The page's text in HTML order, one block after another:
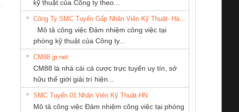
2986960 – PSR-
SCP-
24DC/FSP/2X1/1X2
Bộ giám sát chuỗi
tấm pin
TRANSCLINIC 16I+
1K5 H (2502520000)
TRANSCLINIC 16I+
1K5 L (2433950000)
TRANSCLINIC 16I+
(2008130000)
Bộ chỉnh lưu nguồn
điện TRANSCLINIC
BKE 1K5.4
(7791400879)2. Giá
Nẹp nhôm chống
trơn Đà Nẵng
Miền
CÁP ĐIỆN
THƯỢNG ĐÌNH
HƯNG
Cty TNHH TM QC
Ba Miền
PHẦN TỰ ĐỘNG
TIẾN HƯNG
THƯƠNG MẠI
kỹ thuật của Công ty theo...
Mô tả công việc Đảm nhiệm công việc tại
phòng kỹ thuật của Công ty...
CM88 jp net
CM88 là nhà cái cá cược trực tuyến uy tín, sở
hữu thế giới giải trí hiện...
SMC Tuyển 01 Nhân Viên Kỹ Thuật-HN
Mô tả công việc Đảm nhiệm công việc tại phòng